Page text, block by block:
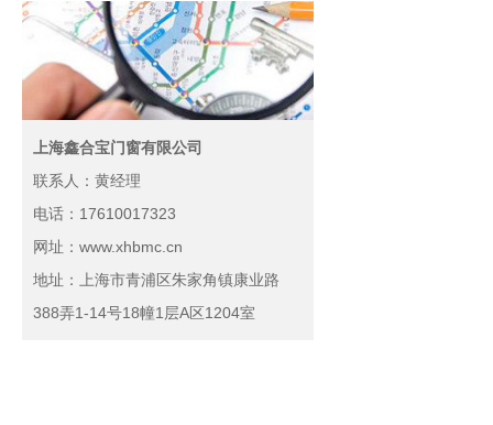
上海鑫合宝门窗有限公司
联系人：黄经理
电话：17610017323
网址：www.xhbmc.cn
地址：上海市青浦区朱家角镇康业路
388弄1-14号18幢1层A区1204室